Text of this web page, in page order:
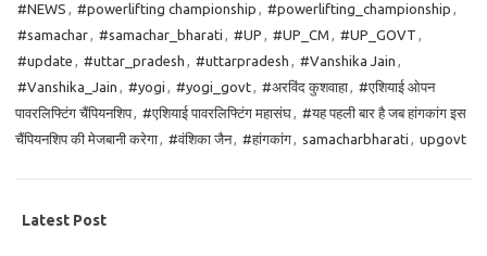
#NEWS , #powerlifting championship , #powerlifting_championship ,
#samachar, #samachar_bharati , #UP , #UP_CM , #UP_GOVT ,
#update , #uttar_pradesh , #uttarpradesh , #Vanshika Jain ,
#Vanshika_Jain , #yogi , #yogi_govt, #अरविंद कुशवाहा, #एशियाई ओपन
पावरलिफ्टिंग चैंपियनशिप, #एशियाई पावरलिफ्टिंग महासंघ, #यह पहली बार है जब हांगकांग इस
चैंपियनशिप की मेजबानी करेगा, #वंशिका जैन, #हांगकांग, samacharbharati , upgovt
Latest Post